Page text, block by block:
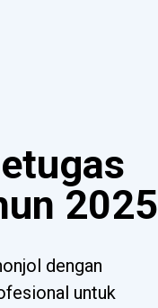
2025
dengan
untuk